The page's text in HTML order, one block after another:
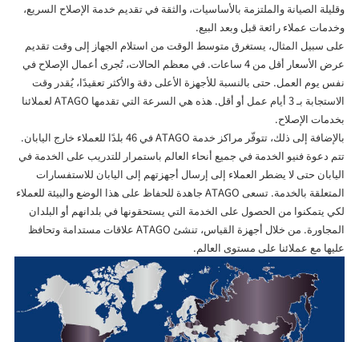
وقليلة الصيانة والملتزمة بالأساسيات، والثقة في تقديم خدمة الإصلاح السريع،
وخدمات عملاء رائعة قبل وبعد البيع.
على سبيل المثال، يستغرق متوسط الوقت من استلام الجهاز إلى وقت تقديم
عرض الأسعار أقل من 4 ساعات. في معظم الحالات، تُجرى أعمال الإصلاح في
نفس يوم العمل. حتى بالنسبة للأجهزة الأعلى دقة والأكثر تعقيدًا، يُقدر وقت
الاستجابة بـ 3 أيام عمل أو أقل. هذه هي السرعة التي تقدمها ATAGO لعملائنا
بخدمات الإصلاح.
بالإضافة إلى ذلك، تتوفّر مراكز خدمة ATAGO في 46 بلدًا للعملاء خارج اليابان.
تتم دعوة فنيو الخدمة في جميع أنحاء العالم باستمرار للتدريب على الخدمة في
اليابان حتى لا يضطر العملاء إلى إرسال أجهزتهم إلى اليابان للاستفسارات
المتعلقة بالخدمة. تسعى ATAGO جاهدة للحفاظ على هذا الوضع والبيئة للعملاء
لكي يتمكنوا من الحصول على الخدمة التي يستحقونها في بلدانهم أو البلدان
المجاورة. من خلال أجهزة القياس، تنشئ ATAGO علاقات مستدامة وتحافظ
عليها مع عملائنا على مستوى العالم.